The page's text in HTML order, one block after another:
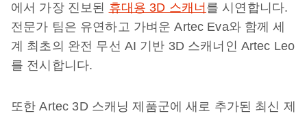
에서 가장 진보된 휴대용 3D 스캐너 를 시연합니다.
전문가 팀은 유연하고 가벼운 Artec Eva와 함께 세
계 최초의 완전 무선 AI 기반 3D 스캐너인 Artec Leo
를 전시합니다.
또한 Artec 3D 스캐닝 제품군에 새로 추가된 최신 제